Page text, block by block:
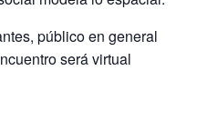
público en general
será virtual